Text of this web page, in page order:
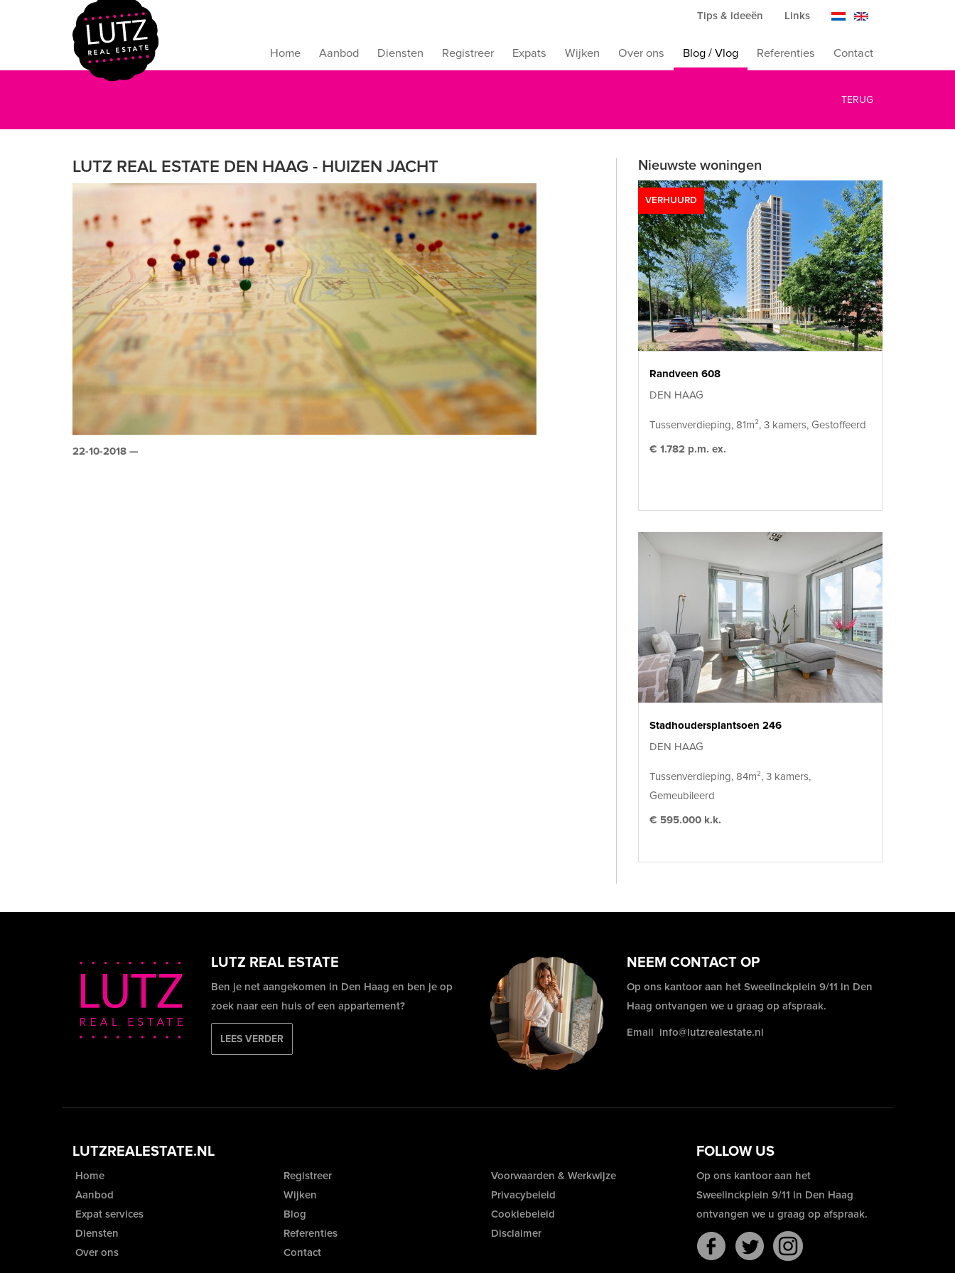
Tips & ideeën Links
Home Aanbod Diensten Registreer Expats Wijken Over ons Blog / Vlog Referenties Contact
TERUG
LUTZ REAL ESTATE DEN HAAG - HUIZEN JACHT
22-10-2018 —
Nieuwste woningen
VERHUURD
Randveen 608
DEN HAAG
Tussenverdieping, 81m², 3 kamers, Gestoffeerd
€ 1.782 p.m. ex.
Stadhoudersplantsoen 246
DEN HAAG
Tussenverdieping, 84m², 3 kamers,
Gemeubileerd
€ 595.000 k.k.
LUTZ REAL ESTATE
Ben je net aangekomen in Den Haag en ben je op
zoek naar een huis of een appartement?
LEES VERDER
NEEM CONTACT OP
Op ons kantoor aan het Sweelinckplein 9/11 in Den
Haag ontvangen we u graag op afspraak.
Email info@lutzrealestate.nl
LUTZREALESTATE.NL
Home
Aanbod
Expat services
Diensten
Over ons
Registreer
Wijken
Blog
Referenties
Contact
FOLLOW US
Voorwaarden & Werkwijze
Privacybeleid
Cookiebeleid
Disclaimer
Op ons kantoor aan het
Sweelinckplein 9/11 in Den Haag
ontvangen we u graag op afspraak.